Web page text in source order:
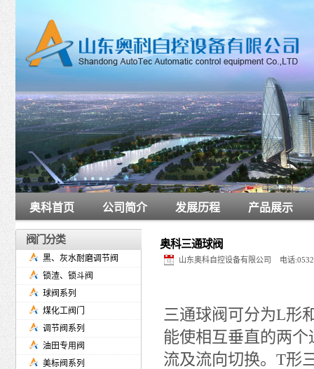
奥科首页 公司简介 发展历程 产品展示
奥科三通球阀
山东奥科自控设备有限公司 电话
三通球阀可分为L形
能使相互垂直的两
流及流向切换。T形
阀门分类
黑、灰水耐磨调节阀
锁渣、锁斗阀
球阀系列
煤化工阀门
调节阀系列
油田专用阀
美标阀系列